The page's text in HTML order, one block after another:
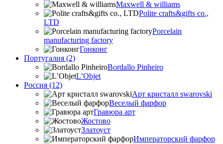
Maxwell & williams
Polite crafts&gifts co.,
LTD
Porcelain
manufacturing factory
Гонконг
Португалия (2)
Bordallo Pinheiro
L’Objet
Россия (12)
Арт кристалл swarovski
Веселый фарфор
Гравюра арт
Жостово
Златоуст
Императорский фарфор